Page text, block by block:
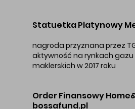
Statuetka Platynowy
nagroda przyznana przez
aktywność na rynkach
maklerskich w 2017 roku
Order Finansowy
bossafund.pl